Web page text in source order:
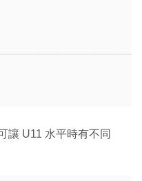
讓 U11 水平時有不同